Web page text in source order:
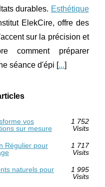
durables. Esthétique
ElekCire, offre des
sur la précision et
comment préparer
séance d'épi [...]
vos
sur mesure
1 752
Visits
Régulier pour
1 717
Visits
naturels pour
1 995
Visits